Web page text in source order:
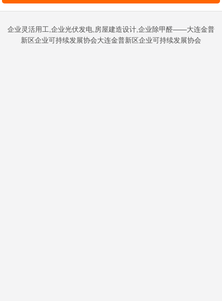
企业灵活用工,企业光伏发电,房屋建造设计,企业除甲醛——大连金普
新区企业可持续发展协会大连金普新区企业可持续发展协会